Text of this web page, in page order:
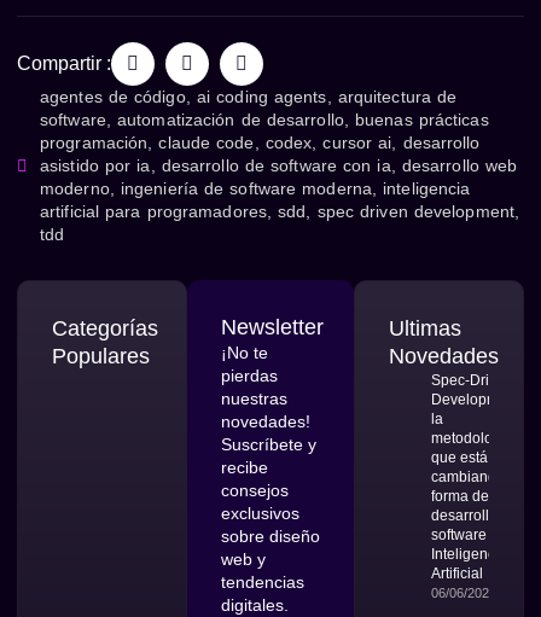
Compartir :
agentes de código, ai coding agents
arquitectura de
software,automatización de desarrollo, buenas prácticas
programación ,claude code codex ,cursor ai
desarrollo
asistido por ia
desarrollo de software con ia
desarrollo web
moderno, ingeniería de software moderna
inteligencia
artificial para programadores,sdd spec driven development,
tdd
Categorías
Populares
Newsletter
¡No te
pierdas
nuestras
novedades!
Suscríbete y
recibe
consejos
exclusivos
sobre diseño
web y
tendencias
digitales.
Ultimas
Novedades
Spec-Driven
Development:
la
metodología
que está
cambiando la
forma de
desarrollar
software con
Inteligencia
Artificial
06/06/2026